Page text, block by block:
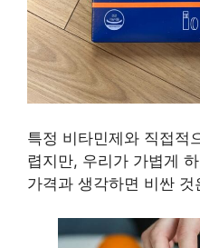
특정 비타민제와 직접적
렵지만, 우리가 가볍게
가격과 생각하면 비싼 것